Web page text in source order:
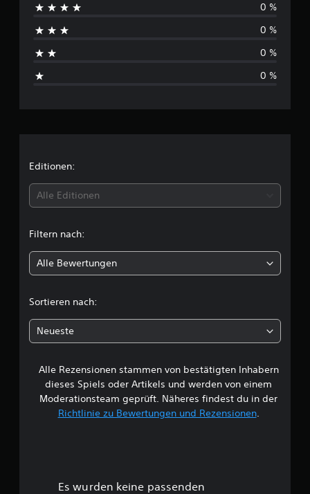
n
e
B
n
g
n
0 %
0 %
0 %
0 %
Editionen:
Alle Editionen
Filtern nach:
Alle Bewertungen
Sortieren nach:
Neueste
Alle Rezensionen stammen von bestätigten Inhabern
dieses Spiels oder Artikels und werden von einem
Moderationsteam geprüft. Näheres findest du in der
Richtlinie zu Bewertungen und Rezensionen.
Es wurden keine passenden